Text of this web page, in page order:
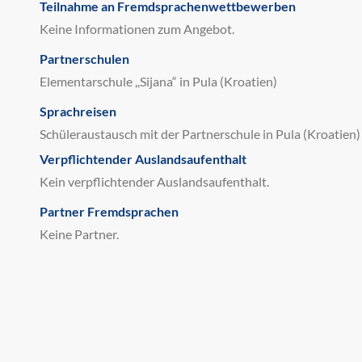
Teilnahme an Fremdsprachenwettbewerben
Keine Informationen zum Angebot.
Partnerschulen
Elementarschule ,,Sijana“ in Pula (Kroatien)
Sprachreisen
Schüleraustausch mit der Partnerschule in Pula (Kroatien)
Verpflichtender Auslandsaufenthalt
Kein verpflichtender Auslandsaufenthalt.
Partner Fremdsprachen
Keine Partner.